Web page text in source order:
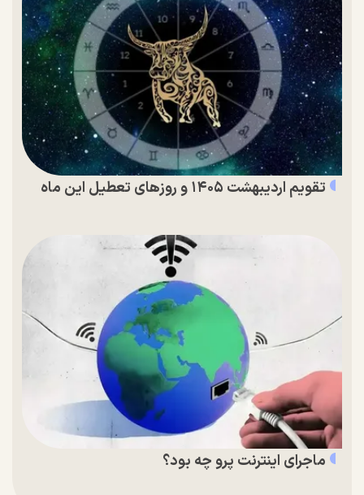
تقویم اردیبهشت ۱۴۰۵ و روز‌های تعطیل این ماه
ماجرای اینترنت پرو چه بود؟